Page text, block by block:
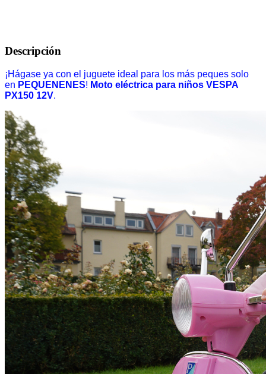
Descripción
¡Hágase ya con el juguete ideal para los más peques solo
en PEQUENENES! Moto eléctrica para niños VESPA
PX150 12V.